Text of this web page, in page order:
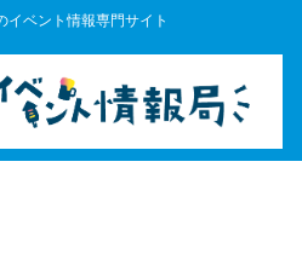
イベント情報専門サイト